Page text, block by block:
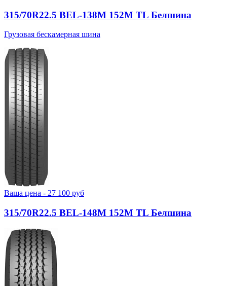
315/70R22.5 BEL-138М 152M TL Белшина
Грузовая бескамерная шина
Ваша цена - 27 100 руб
315/70R22.5 BEL-148М 152M TL Белшина